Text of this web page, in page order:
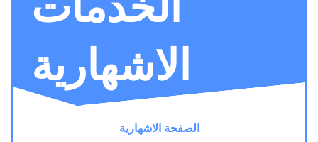
الاشهارية
الصفحة الاشهارية